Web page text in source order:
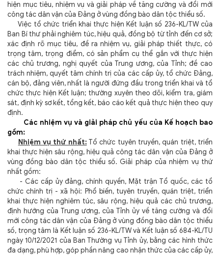
hiện mục tiêu, nhiệm vụ và giải pháp về tăng cường và đổi mới
công tác dân vận của Đảng ở vùng đồng bào dân tộc thiểu số.
Việc tổ chức triển khai thực hiện Kết luận số 236-KL/TW của
Ban Bí thư phải nghiêm túc, hiệu quả, đồng bộ từ tỉnh đến cơ sở;
xác định rõ mục tiêu, đề ra nhiệm vụ, giải pháp thiết thực, có
trọng tâm, trọng điểm, có sản phẩm cụ thể gắn với thực hiện
các chủ trương, nghị quyết của Trung ương, của Tỉnh; đề cao
trách nhiệm, quyết tâm chính trị của các cấp ủy, tổ chức Đảng,
cán bộ, đảng viên, nhất là người đứng đầu trong triển khai và tổ
chức thực hiện Kết luận; thường xuyên theo dõi, kiểm tra, giám
sát, định kỳ sơ kết, tổng kết, báo cáo kết quả thực hiện theo quy
định.
Các nhiệm vụ và giải pháp chủ yếu của Kế hoạch bao
gồm:
Nhiệm vụ thứ nhất:Tổ chức tuyên truyền, quán triệt, triển
khai thực hiện sâu rộng, hiệu quả công tác dân vận của Đảng ở
vùng đồng bào dân tộc thiểu số. Giải pháp của nhiệm vụ thứ
nhất gồm:
- Các cấp ủy đảng, chính quyền, Mặt trận Tổ quốc, các tổ
chức chính trị - xã hội: Phổ biến, tuyên truyền, quán triệt, triển
khai thực hiện nghiêm túc, sâu rộng, hiệu quả các chủ trương,
định hướng của Trung ương, của Tỉnh ủy về tăng cường và đổi
mới công tác dân vận của Đảng ở vùng đồng bào dân tộc thiểu
số, trọng tâm là Kết luận số 236-KL/TW và Kết luận số 684-KL/TU
ngày 10/12/2021 của Ban Thường vụ Tỉnh ủy, bằng các hình thức
đa dạng, phù hợp, góp phần nâng cao nhận thức của các cấp ủy,